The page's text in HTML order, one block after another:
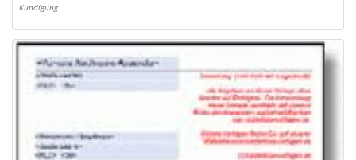
Kundigung